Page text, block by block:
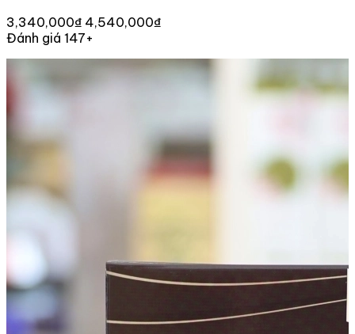
3,340,000₫ 4,540,000₫
Đánh giá 147+